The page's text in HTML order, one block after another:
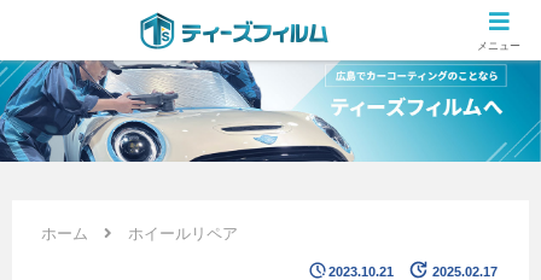
広島のカーコーティング専門店 ティーズフィルムの施工ブログ
ホーム ホイールリペア
2023.10.21 2025.02.17
メニュー